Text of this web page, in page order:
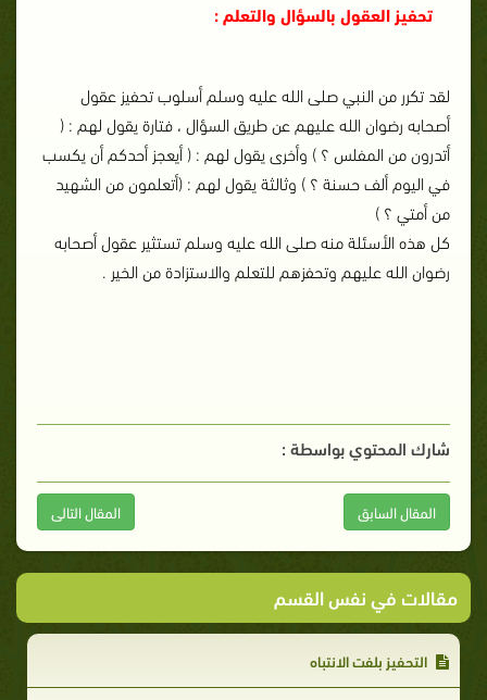
تحفيز العقول بالسؤال والتعلم :
لقد تكرر من النبي صلى الله عليه وسلم أسلوب تحفيز عقول
أصحابه رضوان الله عليهم عن طريق السؤال ، فتارة يقول لهم : (
أتدرون من المفلس ؟ ) وأخرى يقول لهم : ( أيعجز أحدكم أن يكسب
في اليوم ألف حسنة ؟ ) وثالثة يقول لهم : (أتعلمون من الشهيد
من أمتي ؟ )
كل هذه الأسئلة منه صلى الله عليه وسلم تستثير عقول أصحابه
رضوان الله عليهم وتحفزهم للتعلم والاستزادة من الخير .
شارك المحتوي بواسطة :
المقال السابق المقال التالى
مقالات في نفس القسم
التحفيز بلفت الانتباه